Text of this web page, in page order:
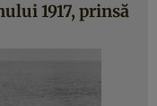
1917, prinsă